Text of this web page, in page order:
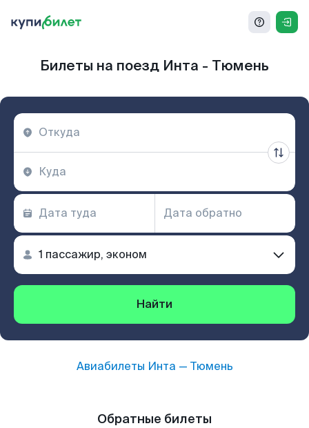
Билеты на поезд Инта - Тюмень
Найти
Авиабилеты Инта — Тюмень
Обратные билеты